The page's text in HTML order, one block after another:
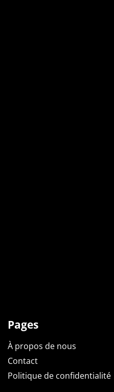
Pages
À propos de nous
Contact
Politique de confidentialité